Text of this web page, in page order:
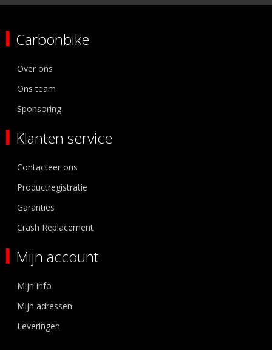
Carbonbike
Over ons
Ons team
Sponsoring
Klanten service
Contacteer ons
Productregistratie
Garanties
Crash Replacement
Mijn account
Mijn info
Mijn adressen
Leveringen